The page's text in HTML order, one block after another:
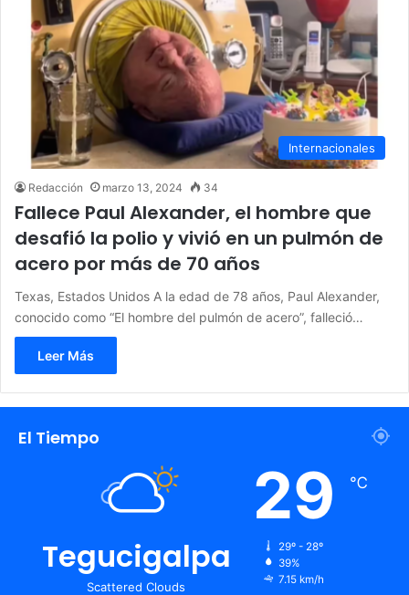
Internacionales
Redacción marzo 13, 2024 34
Fallece Paul Alexander, el hombre que
desafió la polio y vivió en un pulmón de
acero por más de 70 años
Texas, Estados Unidos A la edad de 78 años, Paul Alexander,
conocido como “El hombre del pulmón de acero”, falleció…
Leer Más
El Tiempo
Tegucigalpa
Scattered Clouds
29 ℃
29º - 28º
39%
7.15 km/h